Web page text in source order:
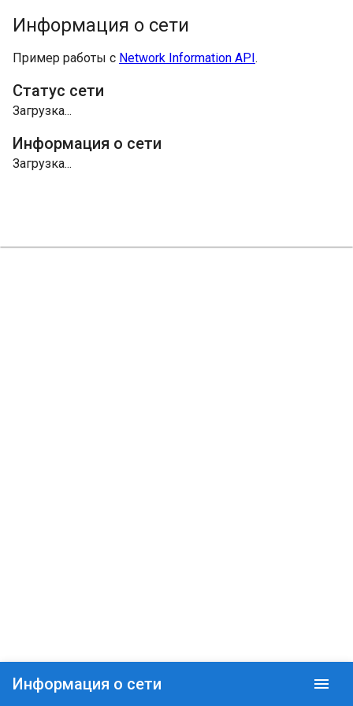
Информация о сети
Пример работы с Network Information API.
Статус сети
Загрузка...
Информация о сети
Загрузка...
Информация о сети